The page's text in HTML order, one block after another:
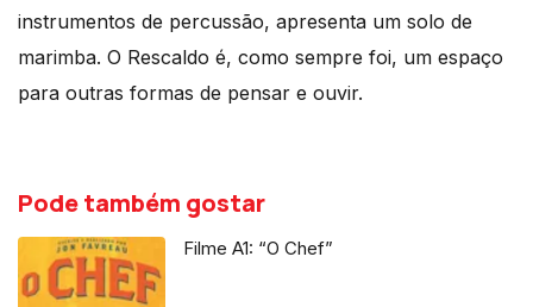
instrumentos de percussão, apresenta um solo de
marimba. O Rescaldo é, como sempre foi, um espaço
para outras formas de pensar e ouvir.
Pode também gostar
Filme A1: “O Chef”